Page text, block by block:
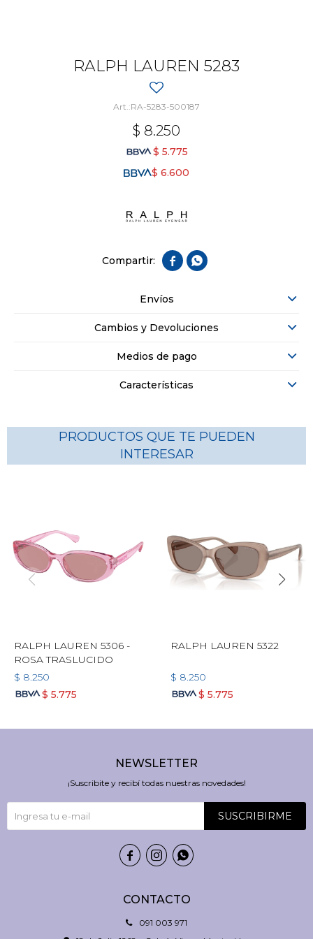
RALPH LAUREN 5283
RA-5283-500187
$ 8.250
$ 5.775
$ 6.600
 
Envíos
Cambios y Devoluciones
Medios de pago
Características
PRODUCTOS QUE TE PUEDEN
INTERESAR
RALPH LAUREN 5306 -
ROSA TRASLUCIDO
$ 8.250
$ 5.775
RALPH LAUREN 5322
$ 8.250
$ 5.775
CONTACTO
091 003 971
NEWSLETTER
¡Suscribite y recibí todas nuestras novedades!
SUSCRIBIRME
  